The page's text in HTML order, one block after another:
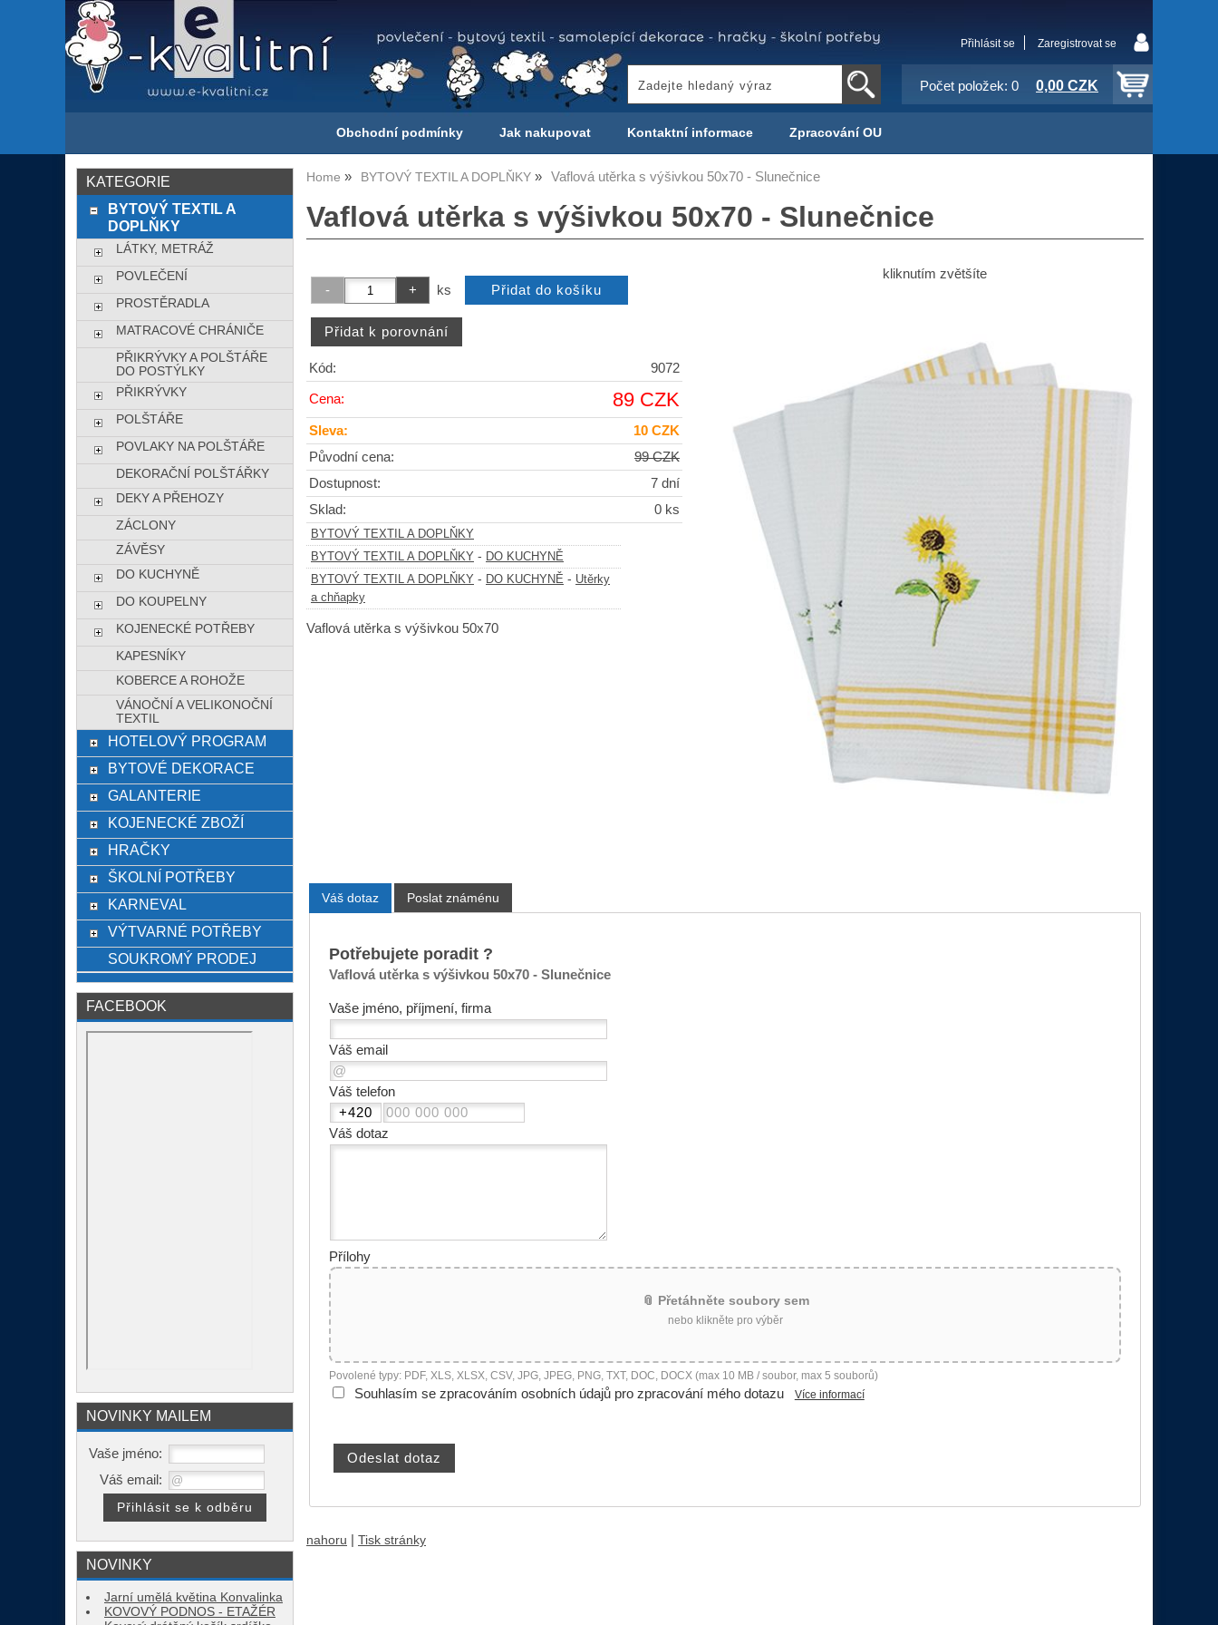
Přihlásit se Zaregistrovat se
Počet položek: 0 0,00 CZK
Obchodní podmínky Jak nakupovat Kontaktní informace Zpracování OU
Home BYTOVÝ TEXTIL A DOPLŇKY Vaflová utěrka s výšivkou 50x70 - Slunečnice
Vaflová utěrka s výšivkou 50x70 - Slunečnice
kliknutím zvětšíte
ks
Kód: 9072
Cena: 89 CZK
Sleva:
10 CZK
Původní cena:
99 CZK
Dostupnost:
7 dní
Sklad:
0 ks
BYTOVÝ TEXTIL A DOPLŇKY
BYTOVÝ TEXTIL A DOPLŇKY - DO KUCHYNĚ
BYTOVÝ TEXTIL A DOPLŇKY - DO KUCHYNĚ - Utěrky
a chňapky
Vaflová utěrka s výšivkou 50x70
Váš dotaz Poslat známénu
Potřebujete poradit ?
Vaflová utěrka s výšivkou 50x70 - Slunečnice
Vaše jméno, příjmení, firma
Váš email
Váš telefon
Váš dotaz
Přílohy
📎 Přetáhněte soubory sem
nebo klikněte pro výběr
Povolené typy: PDF, XLS, XLSX, CSV, JPG, JPEG, PNG, TXT, DOC, DOCX (max 10 MB / soubor, max 5 souborů)
Souhlasím se zpracováním osobních údajů pro zpracování mého dotazu Více informací
nahoru Tisk stránky
KATEGORIE
BYTOVÝ TEXTIL A
DOPLŇKY
LÁTKY, METRÁŽ
POVLEČENÍ
PROSTĚRADLA
MATRACOVÉ CHRÁNIČE
PŘIKRÝVKY A POLŠTÁŘE
DO POSTÝLKY
PŘIKRÝVKY
POLŠTÁŘE
POVLAKY NA POLŠTÁŘE
DEKORAČNÍ POLŠTÁŘKY
DEKY A PŘEHOZY
ZÁCLONY
ZÁVĚSY
DO KUCHYNĚ
DO KOUPELNY
KOJENECKÉ POTŘEBY
KAPESNÍKY
KOBERCE A ROHOŽE
VÁNOČNÍ A VELIKONOČNÍ
TEXTIL
HOTELOVÝ PROGRAM
BYTOVÉ DEKORACE
GALANTERIE
KOJENECKÉ ZBOŽÍ
HRAČKY
ŠKOLNÍ POTŘEBY
KARNEVAL
VÝTVARNÉ POTŘEBY
SOUKROMÝ PRODEJ
FACEBOOK
NOVINKY MAILEM
Vaše jméno:
Váš email:
NOVINKY
Jarní umělá květina Konvalinka
KOVOVÝ PODNOS - ETAŽÉR